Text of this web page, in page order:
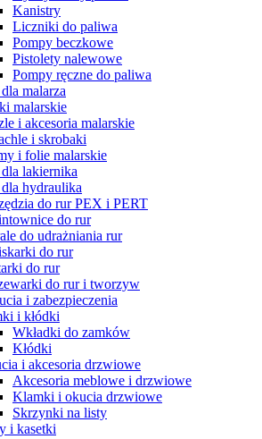
Kanistry
Liczniki do paliwa
Pompy beczkowe
Pistolety nalewowe
Pompy ręczne do paliwa
malarza
malarskie
i akcesoria malarskie
i skrobaki
i folie malarskie
lakiernika
hydraulika
do rur PEX i PERT
do rur
do udrażniania rur
do rur
do rur
do rur i tworzyw
i zabezpieczenia
i kłódki
Wkładki do zamków
Kłódki
i akcesoria drzwiowe
Akcesoria meblowe i drzwiowe
Klamki i okucia drzwiowe
Skrzynki na listy
i kasetki